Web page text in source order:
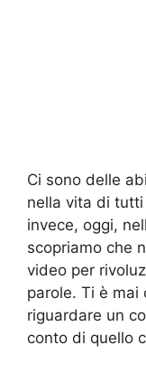
Ci sono delle
nella vita di
invece, oggi,
scopriamo che
video per
parole. Ti è mai
riguardare un
conto di quello